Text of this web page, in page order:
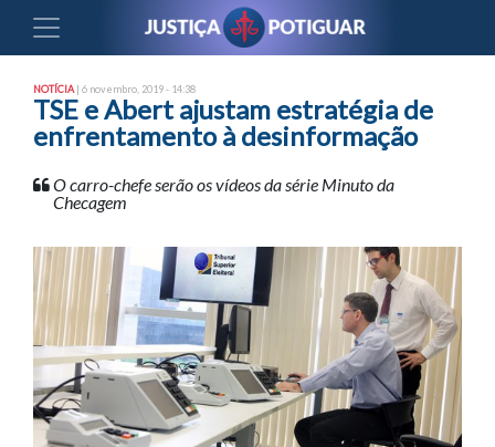
NOTÍCIA | 6 novembro, 2019 - 14:38
TSE e Abert ajustam estratégia de
enfrentamento à desinformação
O carro-chefe serão os vídeos da série Minuto da
Checagem